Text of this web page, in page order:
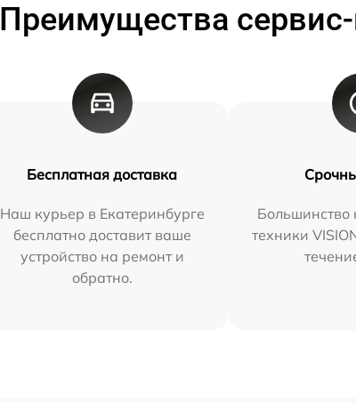
Преимущества
Бесплатная доставка
Наш курьер в Екатеринбурге
бесплатно доставит ваше
устройство на ремонт и
обратно.
Большинство
техники